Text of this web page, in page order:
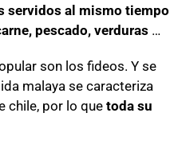
servidos al mismo tiempo
pescado, verduras …
son los fideos. Y se
malaya se caracteriza
chile, por lo quetoda su